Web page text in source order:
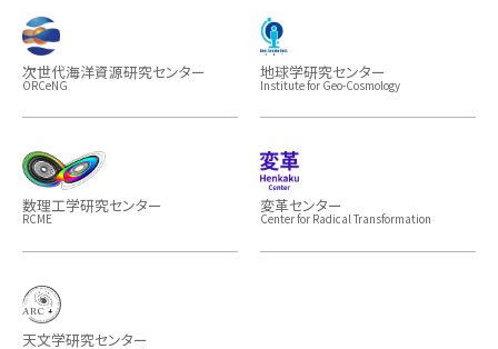
次世代海洋資源研究センター
ORCeNG
地球学研究センター
Institute for Geo-Cosmology
数理工学研究センター
RCME
変革センター
Center for Radical Transformation
天文学研究センター